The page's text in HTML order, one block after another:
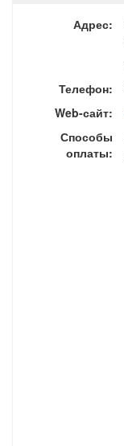
Адрес:
Телефон:
Web-сайт:
Способы
оплаты: